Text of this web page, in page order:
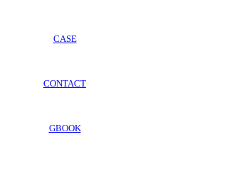
CASE
CONTACT
GBOOK